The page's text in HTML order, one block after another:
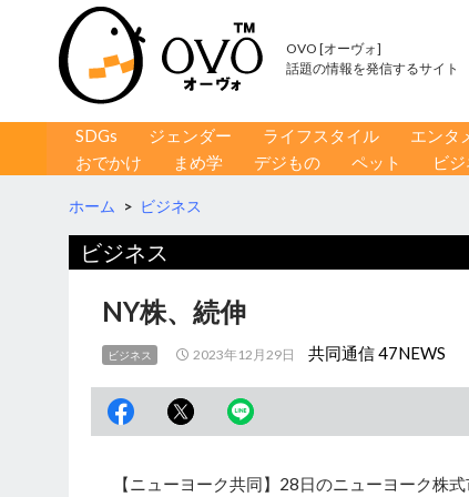
OVO [オーヴォ]
話題の情報を発信するサイト
コンテンツへ移動
SDGs ジェンダー ライフスタイル エンタ
おでかけ
まめ学 デジもの ペット ビ
ホーム > ビジネス
ビジネス
NY株、続伸
ビジネス 2023年12月29日 共同通信 47NEWS
【ニューヨーク共同】28日のニューヨーク株